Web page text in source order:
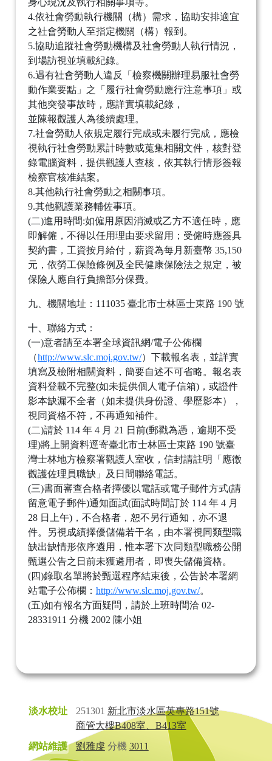
身心現況及執行相關事項等。
4.依社會勞動執行機關（構）需求，協助安排適宜
之社會勞動人至指定機關（構）報到。
5.協助追蹤社會勞動機構及社會勞動人執行情況，
到場訪視並填載紀錄。
6.遇有社會勞動人違反「檢察機關辦理易服社會勞
動作業要點」之「履行社會勞動應行注意事項」或
其他突發事故時，應詳實填載紀錄，
並陳報觀護人為後續處理。
7.社會勞動人依規定履行完成或未履行完成，應檢
視執行社會勞動累計時數或蒐集相關文件，核對登
錄電腦資料，提供觀護人查核，依其執行情形簽報
檢察官核准結案。
8.其他執行社會勞動之相關事項。
9.其他觀護業務輔佐事項。
(二)進用時間:如僱用原因消滅或乙方不適任時，應
即解僱，不得以任用理由要求留用；受僱時應簽具
契約書，工資按月給付，薪資為每月新臺幣 35,150
元，依勞工保險條例及全民健康保險法之規定，被
保險人應自行負擔部分保費。
九、機關地址：111035 臺北市士林區士東路 190 號
十、聯絡方式：
(一)意者請至本署全球資訊網/電子公佈欄
（http://www.slc.moj.gov.tw/）下載報名表，並詳實
填寫及檢附相關資料，簡要自述不可省略。報名表
資料登載不完整(如未提供個人電子信箱)，或證件
影本缺漏不全者（如未提供身份證、學歷影本），
視同資格不符，不再通知補件。
(二)請於 114 年 4 月 21 日前(郵戳為憑，逾期不受
理)將上開資料逕寄臺北市士林區士東路 190 號臺
灣士林地方檢察署觀護人室收，信封請註明「應徵
觀護佐理員職缺」及日間聯絡電話。
(三)書面審查合格者擇優以電話或電子郵件方式(請
留意電子郵件)通知面試(面試時間訂於 114 年 4 月
28 日上午)，不合格者，恕不另行通知，亦不退
件。另視成績擇優儲備若干名，由本署視同類型職
缺出缺情形依序遴用，惟本署下次同類型職務公開
甄選公告之日前未獲遴用者，即喪失儲備資格。
(四)錄取名單將於甄選程序結束後，公告於本署網
站電子公佈欄： http://www.slc.moj.gov.tw/。
(五)如有報名方面疑問，請於上班時間洽 02-
28331911 分機 2002 陳小姐
淡水校址 251301 新北市淡水區英專路151號
商管大樓B408室、B413室
網站維護
劉雅虔分機 3011